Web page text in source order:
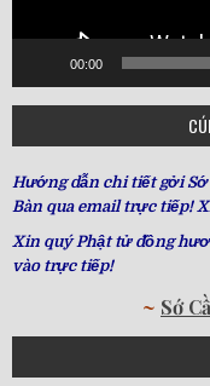
00:00
Hướng dẫn chi tiết gởi Sớ
Bàn qua email trực tiếp!
Xin quý Phật tử đồng
vào trực tiếp!
~ Sớ